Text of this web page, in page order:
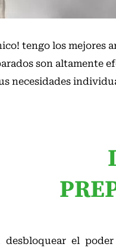
! tengo los mejores
son altamente
necesidades
desbloquear el